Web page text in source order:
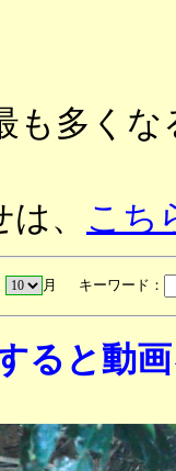
も多く
、 こち
月 キーワード：
ると動